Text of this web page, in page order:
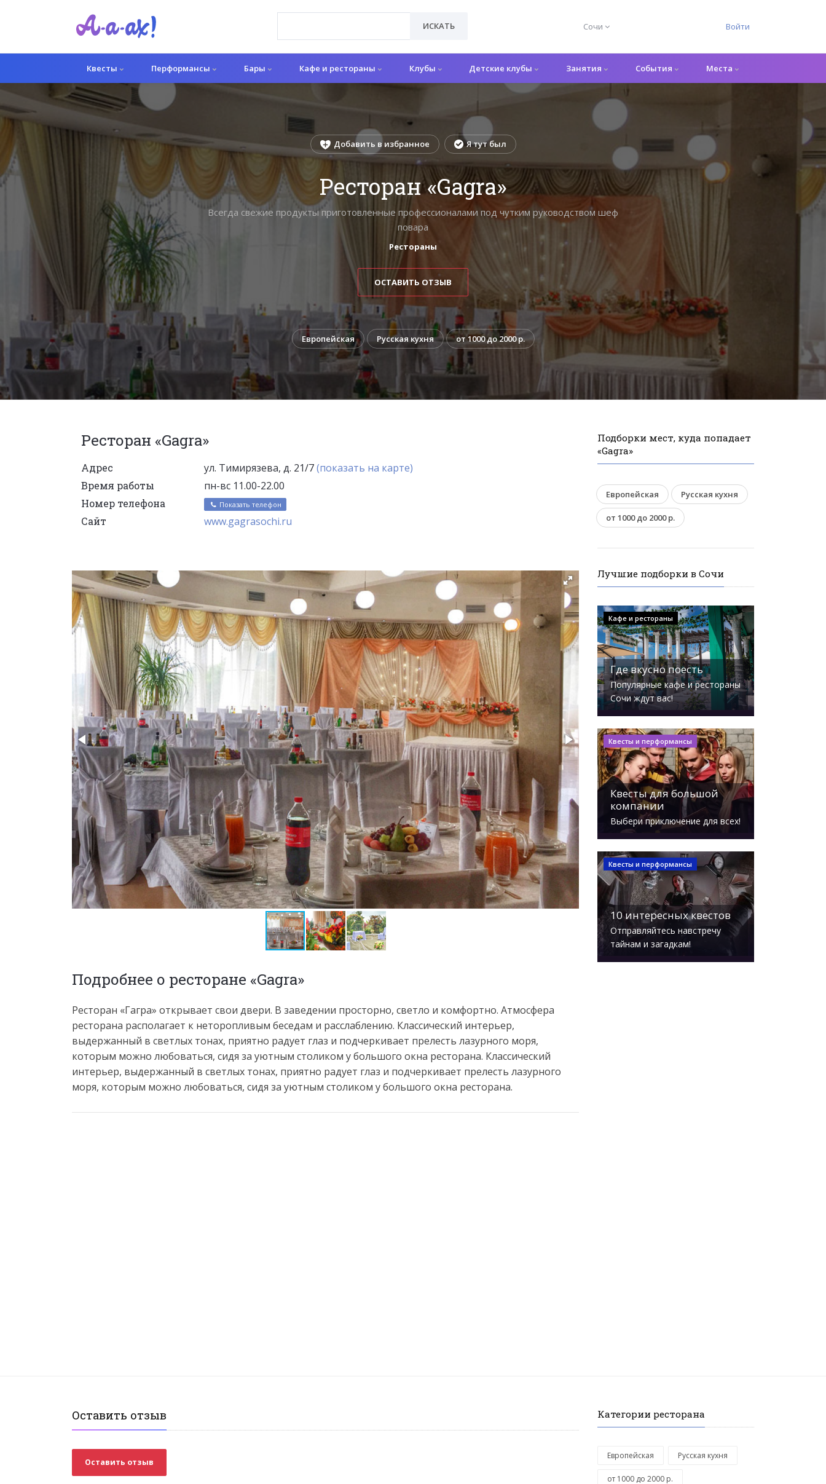
ИСКАТЬ Сочи Войти
Квесты Перформансы Бары Кафе и рестораны Клубы Детские клубы Занятия События Места
Добавить в избранное Я тут был
Ресторан «Gagra»
Всегда свежие продукты приготовленные профессионалами под чутким руководством шеф
повара
Рестораны
ОСТАВИТЬ ОТЗЫВ
Европейская Русская кухня от 1000 до 2000 р.
Ресторан «Gagra»
Адрес ул. Тимирязева, д. 21/7(показать на карте)
Время работы пн-вс 11.00-22.00
Номер телефона Показать телефон
Сайт www.gagrasochi.ru
Подробнее о ресторане «Gagra»
Ресторан «Гагра» открывает свои двери. В заведении просторно, светло и комфортно. Атмосфера
ресторана располагает к неторопливым беседам и расслаблению. Классический интерьер,
выдержанный в светлых тонах, приятно радует глаз и подчеркивает прелесть лазурного моря,
которым можно любоваться, сидя за уютным столиком у большого окна ресторана. Классический
интерьер, выдержанный в светлых тонах, приятно радует глаз и подчеркивает прелесть лазурного
моря, которым можно любоваться, сидя за уютным столиком у большого окна ресторана.
Подборки мест, куда попадает
«Gagra»
Европейская Русская кухня
от 1000 до 2000 р.
Лучшие подборки в Сочи
Кафе и рестораны
Где вкусно поесть
Популярные кафе и рестораны
Сочи ждут вас!
Квесты и перформансы
Квесты для большой
компании
Выбери приключение для всех!
Квесты и перформансы
10 интересных квестов
Отправляйтесь навстречу
тайнам и загадкам!
Оставить отзыв
Оставить отзыв
Категории ресторана
Европейская Русская кухня
от 1000 до 2000 р.